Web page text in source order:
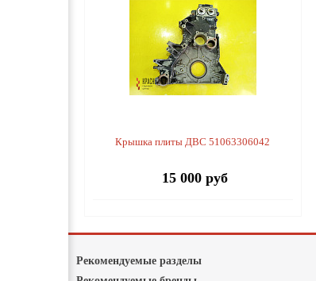
Крышка плиты ДВС 51063306042
15 000 руб
Рекомендуемые разделы